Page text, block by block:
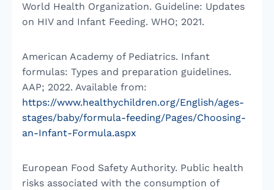
World Health Organization. Guideline: Updates
on HIV and Infant Feeding. WHO; 2021.
American Academy of Pediatrics. Infant
formulas: Types and preparation guidelines.
AAP; 2022. Available from:
https://www.healthychildren.org/English/ages-
stages/baby/formula-feeding/Pages/Choosing-
an-Infant-Formula.aspx
European Food Safety Authority. Public health
risks associated with the consumption of